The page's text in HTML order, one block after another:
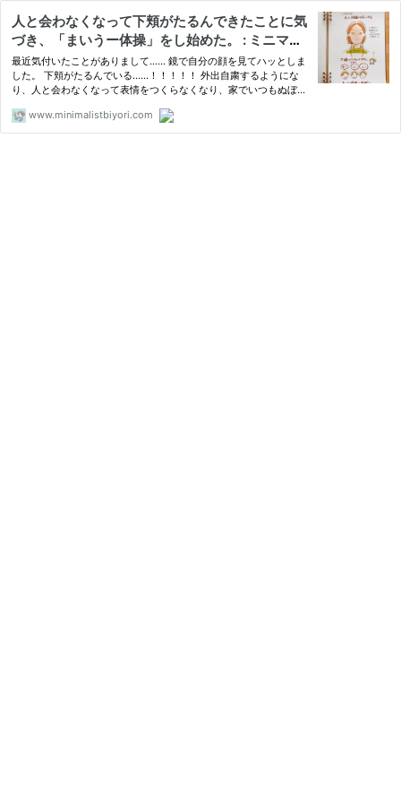
人と会わなくなって下頬がたるんできたことに気
づき、「まいうー体操」をし始めた。 : ミニマリ
スト日和 Powered by ライブドアブログ
最近気付いたことがありまして…… 鏡で自分の顔を見てハッとしま
した。 下頬がたるんでいる……！！！！！ 外出自粛するようにな
り、人と会わなくなって表情をつくらなくなり、家でいつもぬぼー
始めました。
www.minimalistbiyori.com